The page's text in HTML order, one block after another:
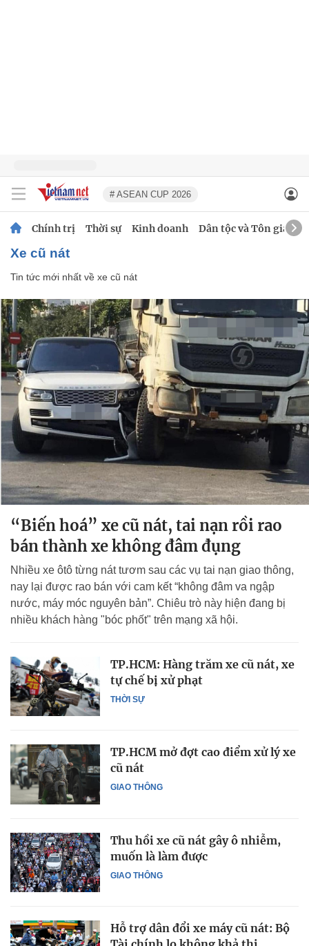
# ASEAN CUP 2026
Chính trị Thời sự Kinh doanh Dân tộc và Tôn giáo
xe cũ nát
Tin tức mới nhất về xe cũ nát
“Biến hoá” xe cũ nát, tai nạn rồi rao
bán thành xe không đâm đụng
Nhiều xe ôtô từng nát tươm sau các vụ tai nạn giao thông,
nay lại được rao bán với cam kết “không đâm va ngập
nước, máy móc nguyên bản”. Chiêu trò này hiện đang bị
nhiều khách hàng "bóc phốt" trên mạng xã hội.
THỜI SỰ
TP.HCM: Hàng trăm xe cũ nát, xe
tự chế bị xử phạt
GIAO THÔNG
TP.HCM mở đợt cao điểm xử lý xe
cũ nát
GIAO THÔNG
Thu hồi xe cũ nát gây ô nhiễm,
muốn là làm được
Hỗ trợ dân đổi xe máy cũ nát: Bộ